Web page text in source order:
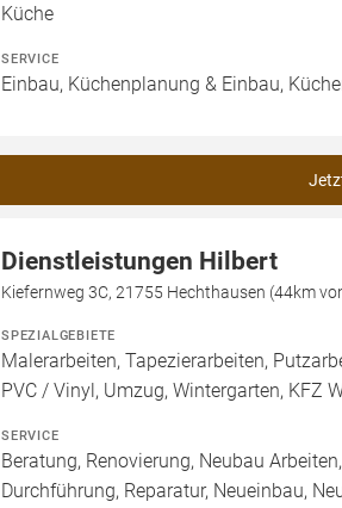
Küche
SERVICE
Einbau, Küchenplanung & Einbau,
Dienstleistungen Hilbert
Kiefernweg 3C, 21755 Hechthausen (44km
SPEZIALGEBIETE
Malerarbeiten, Tapezierarbeiten,
PVC / Vinyl, Umzug, Wintergarten, KFZ
SERVICE
Beratung, Renovierung, Neubau
Durchführung, Reparatur, Neueinbau,